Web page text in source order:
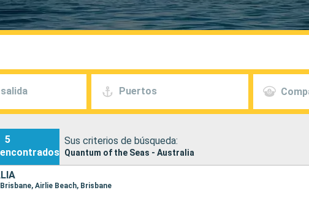
Puertos
5
encontrados
Sus criterios de búsqueda:
Quantum of the Seas - Australia
Airlie Beach, Brisbane